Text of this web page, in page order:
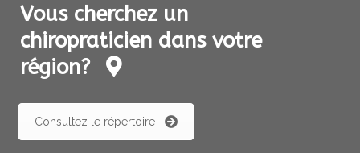
Vous cherchez un
chiropraticien dans votre
région?
Consultez le répertoire